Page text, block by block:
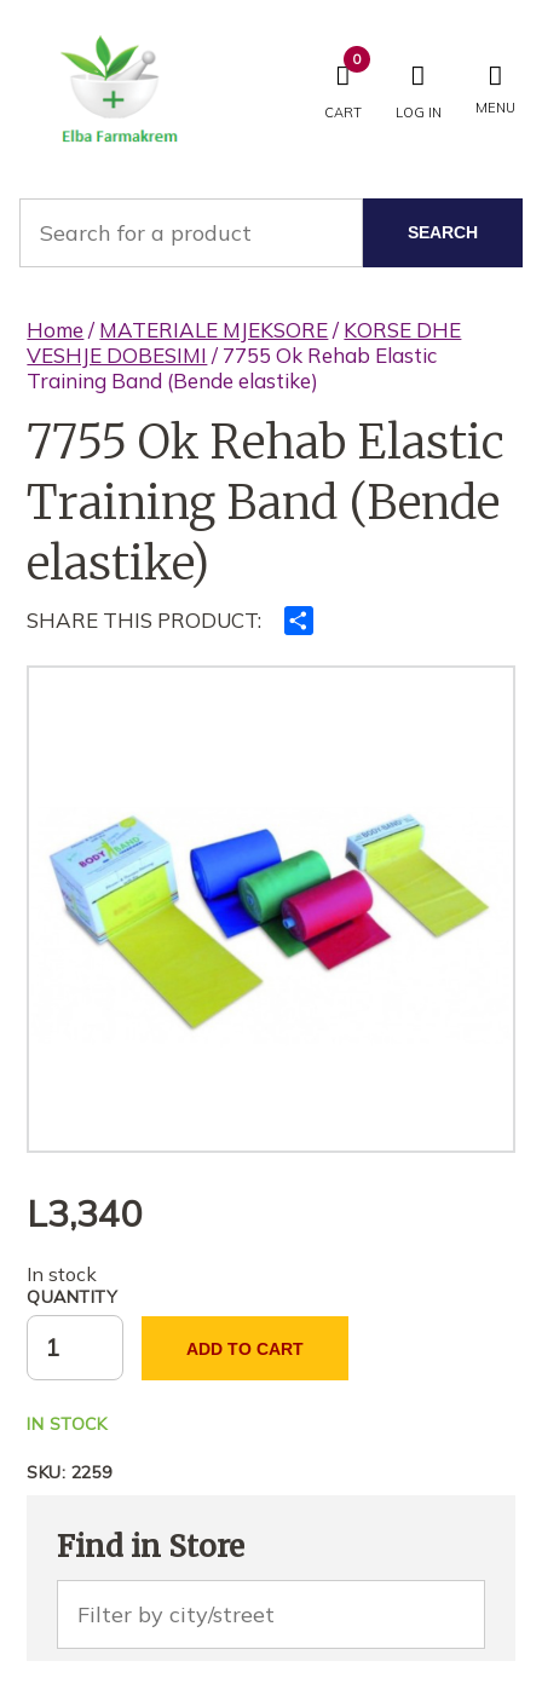
CART
0
LOG IN MENU
SEARCH
Home / MATERIALE MJEKSORE/ KORSE DHE
VESHJE DOBESIMI / 7755 Ok Rehab Elastic
Training Band (Bende elastike)
7755 Ok Rehab Elastic
Training Band (Bende
elastike)
SHARE THIS PRODUCT:
L3,340
In stock
QUANTITY
ADD TO CART
IN STOCK
SKU: 2259
Find in Store